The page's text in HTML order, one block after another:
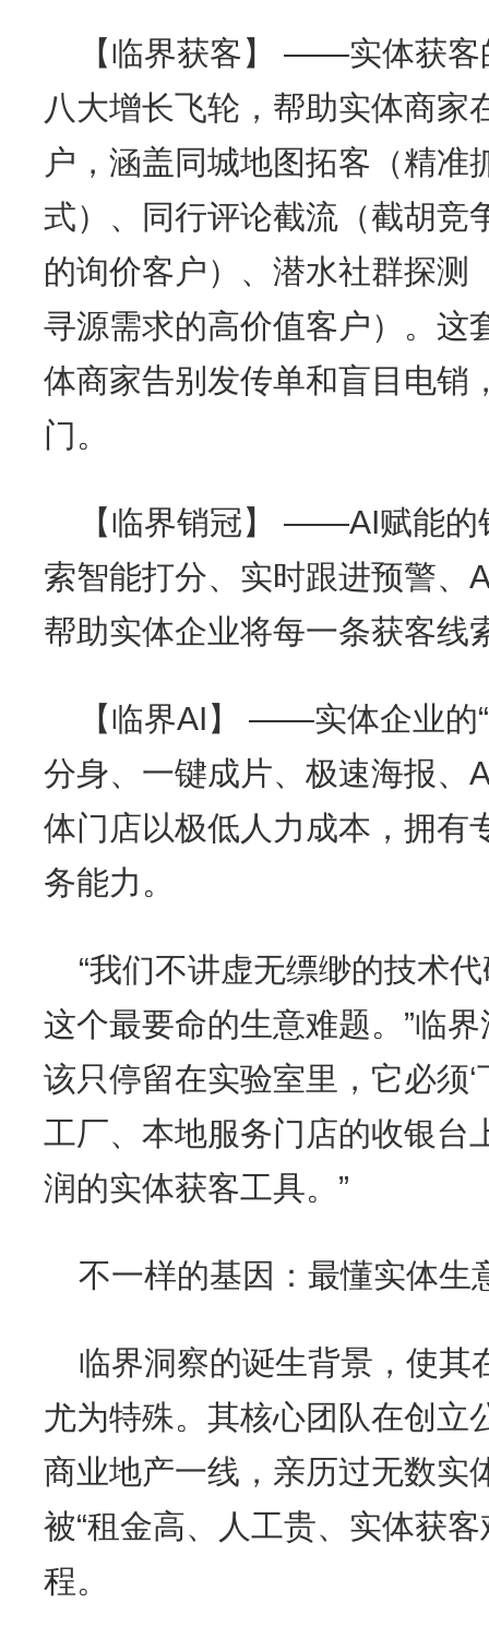
【临界获客】 ——实体获客
八大增长飞轮，帮助实体商家
户，涵盖同城地图拓客（精准
式）、同行评论截流（截胡竞
的询价客户）、潜水社群探测
寻源需求的高价值客户）。这
体商家告别发传单和盲目电销
门。
【临界销冠】 ——AI赋能的
索智能打分、实时跟进预警、
帮助实体企业将每一条获客线
【临界AI】 ——实体企业的
分身、一键成片、极速海报、
体门店以极低人力成本，拥有
务能力。
“我们不讲虚无缥缈的技术
这个最要命的生意难题。”临
该只停留在实验室里，它必须
工厂、本地服务门店的收银台
润的实体获客工具。”
不一样的基因：最懂实体生
临界洞察的诞生背景，使其
尤为特殊。其核心团队在创立
商业地产一线，亲历过无数实
被“租金高、人工贵、实体获
程。